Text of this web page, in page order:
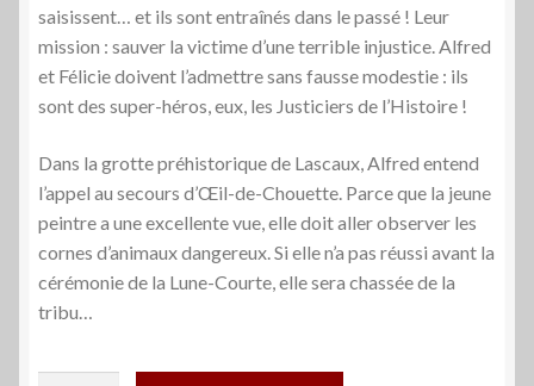
saisissent… et ils sont entraînés dans le passé ! Leur
mission : sauver la victime d’une terrible injustice. Alfred
et Félicie doivent l’admettre sans fausse modestie : ils
sont des super-héros, eux, les Justiciers de l’Histoire !
Dans la grotte préhistorique de Lascaux, Alfred entend
l’appel au secours d’Œil-de-Chouette. Parce que la jeune
peintre a une excellente vue, elle doit aller observer les
cornes d’animaux dangereux. Si elle n’a pas réussi avant la
cérémonie de la Lune-Courte, elle sera chassée de la
tribu…